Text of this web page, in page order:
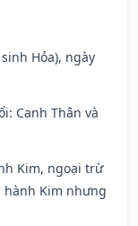
Hỏa), ngày
Canh Thân và
Kim, ngoại trừ
hành Kim nhưng